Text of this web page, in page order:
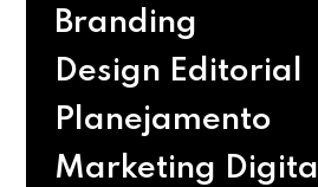
Branding
Design Editorial
Planejamento
Marketing Digital